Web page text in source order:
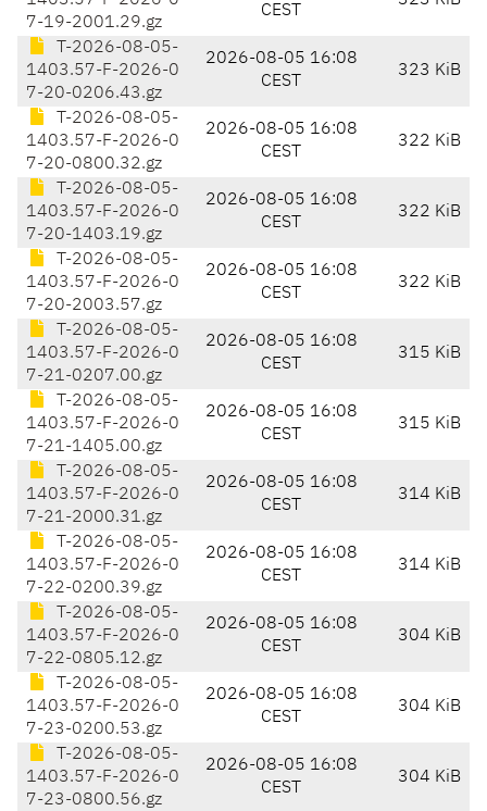
7-19-2001.29.gz
CEST
T-2026-08-05-
1403.57-F-2026-0
7-20-0206.43.gz
2026-08-05 16:08
CEST
323 KiB
T-2026-08-05-
1403.57-F-2026-0
7-20-0800.32.gz
2026-08-05 16:08
CEST
322 KiB
T-2026-08-05-
1403.57-F-2026-0
7-20-1403.19.gz
2026-08-05 16:08
CEST
322 KiB
T-2026-08-05-
1403.57-F-2026-0
7-20-2003.57.gz
2026-08-05 16:08
CEST
322 KiB
T-2026-08-05-
1403.57-F-2026-0
7-21-0207.00.gz
2026-08-05 16:08
CEST
315 KiB
T-2026-08-05-
1403.57-F-2026-0
7-21-1405.00.gz
2026-08-05 16:08
CEST
315 KiB
T-2026-08-05-
1403.57-F-2026-0
7-21-2000.31.gz
2026-08-05 16:08
CEST
314 KiB
T-2026-08-05-
1403.57-F-2026-0
7-22-0200.39.gz
2026-08-05 16:08
CEST
314 KiB
T-2026-08-05-
1403.57-F-2026-0
7-22-0805.12.gz
2026-08-05 16:08
CEST
304 KiB
T-2026-08-05-
1403.57-F-2026-0
7-23-0200.53.gz
2026-08-05 16:08
CEST
304 KiB
T-2026-08-05-
1403.57-F-2026-0
7-23-0800.56.gz
2026-08-05 16:08
CEST
304 KiB